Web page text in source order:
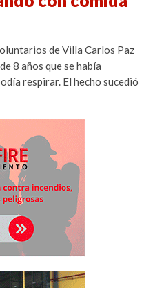
de Villa Carlos Paz
8 años que se había
respirar. El hecho sucedió